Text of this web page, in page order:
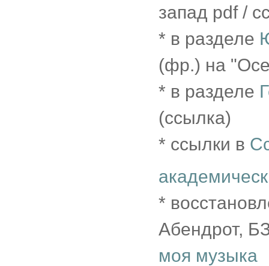
запад pdf /
* в разделе
(фр.) на
* в разделе
(ссылка)
* ссылки в
*
Абендрот,
моя музыка